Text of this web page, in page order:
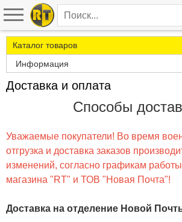
Каталог товаров
Информация
Доставка и оплата
Способы
Уважаемые покупатели! Во время
отгрузка и доставка заказов
изменений, согласно графикам
магазина "RT" и ТОВ "Новая Почта"!
Доставка на отделение Новой